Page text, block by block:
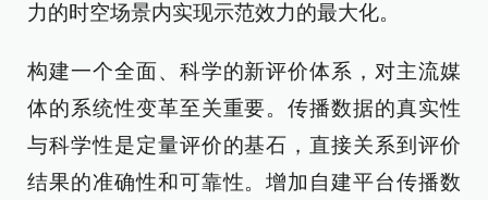
力的时空场景内实现示范效力的最大化。
构建一个全面、科学的新评价体系，对主流媒
体的系统性变革至关重要。传播数据的真实性
与科学性是定量评价的基石，直接关系到评价
结果的准确性和可靠性。增加自建平台传播数